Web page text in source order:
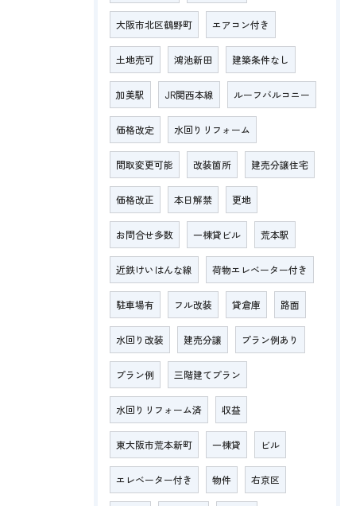
大阪市北区鶴野町 エアコン付き
土地売可 鴻池新田 建築条件なし
加美駅 JR関西本線 ルーフバルコニー
価格改定 水回りリフォーム
間取変更可能 改装箇所 建売分譲住宅
価格改正 本日解禁 更地
お問合せ多数 一棟貸ビル 荒本駅
近鉄けいはんな線 荷物エレベーター付き
駐車場有 フル改装 貸倉庫 路面
水回り改装 建売分譲 プラン例あり
プラン例 三階建てプラン
水回りリフォーム済 収益
東大阪市荒本新町 一棟貸 ビル
エレベーター付き 物件 右京区